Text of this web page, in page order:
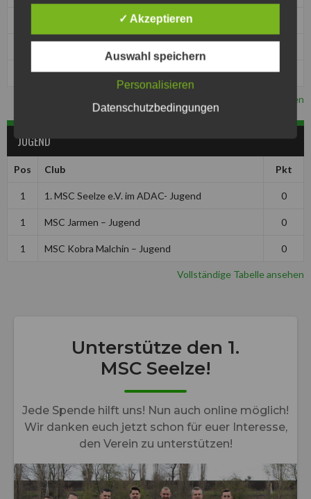
MSC Kobra Malchin
MSF Tornado Kierspe 0
Vollständige Tabelle ansehen
JUGEND
Pos Club Pkt
1 1. MSC Seelze e.V. im ADAC- Jugend 0
1 MSC Jarmen – Jugend 0
1 MSC Kobra Malchin – Jugend 0
Vollständige Tabelle ansehen
✓ Akzeptieren
Auswahl speichern
Personalisieren
Datenschutzbedingungen